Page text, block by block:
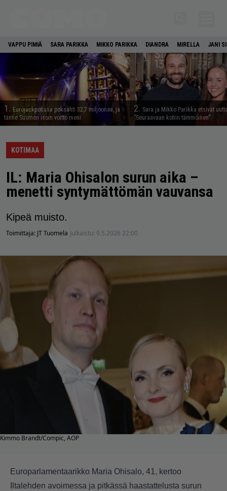
VAPPU PIMIÄ SARA PARIKKA MIKKO PARIKKA DIANDRA MIRELLA JANI
1. Eurojackpotissa poksahti 32,7 miljoonaa, ja
tänne Suomen isoin voitto meni
2. Sara ja Mikko Parikka etsivät
”Seuraavaan kotiin tämmöinen”
KOTIMAA
IL: Maria Ohisalon surun aika –
menetti syntymättömän vauvansa
Kipeä muisto.
Toimittaja: JT Tuomela Julkaistu: 9.5.2026 22:00
Kimmo Brandt/Compic, AOP
Europarlamentaarikko Maria Ohisalo, 41, kertoo
Iltalehden avoimessa ja pitkässä haastattelusta surun